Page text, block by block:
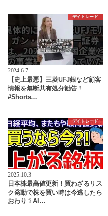
デイトレード
2024.6.7
【史上最悪】三菱UFJ銀など顧客
情報を無断共有処分勧告！
#Shorts…
デイトレード
2025.10.3
日本株最高値更新！買わざるリス
ク発動で株を買い時は今逃したら
おわり？AI…